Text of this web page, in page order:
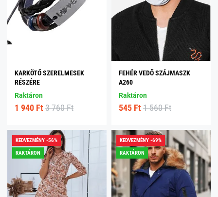
KARKÖTŐ SZERELMESEK
RÉSZÉRE
Raktáron
1 940 Ft 3 760 Ft
FEHÉR VEDŐ SZÁJMASZK
A260
Raktáron
545 Ft 1 560 Ft
KEDVEZMÉNY -56%
RAKTÁRON
KEDVEZMÉNY -69%
RAKTÁRON